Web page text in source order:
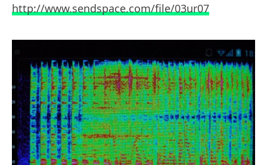
http://www.sendspace.com/file/03ur07